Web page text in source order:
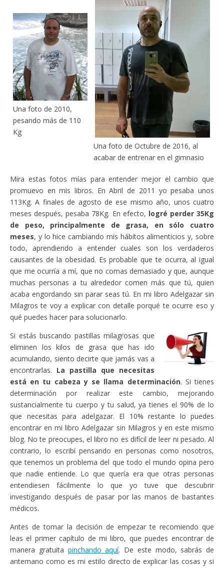
Una foto de 2010,
pesando más de 110
Kg
Una foto de Octubre de 2016, al
acabar de entrenar en el gimnasio
Mira estas fotos mías para entender mejor el cambio que
promuevo en mis libros. En Abril de 2011 yo pesaba unos
113Kg. A finales de agosto de ese mismo año, unos cuatro
meses después, pesaba 78Kg. En efecto, logré perder 35Kg
de peso, principalmente de grasa, en sólo cuatro
meses, y lo hice cambiando mis hábitos alimenticios y, sobre
todo, aprendiendo a entender cuales son los verdaderos
causantes de la obesidad. Es probable que te ocurra, al igual
que me ocurría a mí, que no comas demasiado y que, aunque
muchas personas a tu alrededor comen más que tú, quien
acaba engordando sin parar seas tú. En mi libro Adelgazar sin
Milagros te voy a explicar con detalle porqué te ocurre eso y
qué puedes hacer para solucionarlo.
Si estás buscando pastillas milagrosas que
eliminen los kilos de grasa que has ido
acumulando, siento decirte que jamás vas a
encontrarlas. La pastilla que necesitas
está en tu cabeza y se llama determinación. Si tienes
determinación por realizar este cambio, mejorando
sustancialmente tu cuerpo y tu salud, ya tienes el 90% de lo
que necesitas para adelgazar. El 10% restante lo puedes
encontrar en mi libro Adelgazar sin Milagros y en este mismo
blog. No te preocupes, el libro no es difícil de leer ni pesado. Al
contrario, lo escribí pensando en personas como nosotros,
que tenemos un problema del que todo el mundo opina pero
que nadie entiende. Lo que quería era que otras personas
entendiesen fácilmente lo que yo tuve que descubrir
investigando después de pasar por las manos de bastantes
médicos.
Antes de tomar la decisión de empezar te recomiendo que
leas el primer capítulo de mi libro, que puedes encontrar de
manera gratuita pinchando aquí. De este modo, sabrás de
antemano como es mi estilo directo de explicar las cosas y si